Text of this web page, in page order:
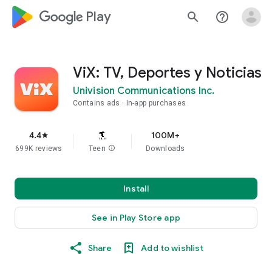
google_logo Play search help_outline
ViX: TV, Deportes y Noticias
Univision Communications Inc.
Contains ads In-app purchases
4.4star
699K reviews Teen info
100M+
Downloads
Install
See in Play Store app
Share Add to wishlist